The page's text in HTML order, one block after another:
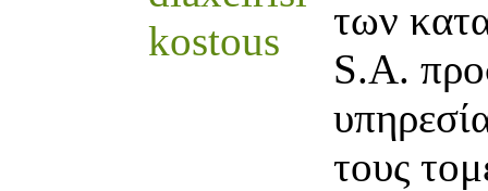
των
S.A.
τους